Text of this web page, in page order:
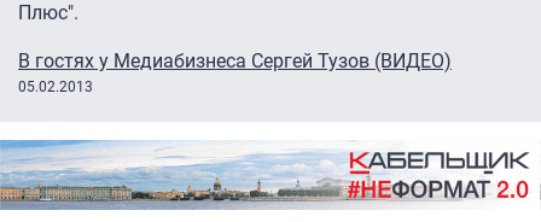
Плюс".
В гостях у Медиабизнеса Сергей Тузов (ВИДЕО)
05.02.2013